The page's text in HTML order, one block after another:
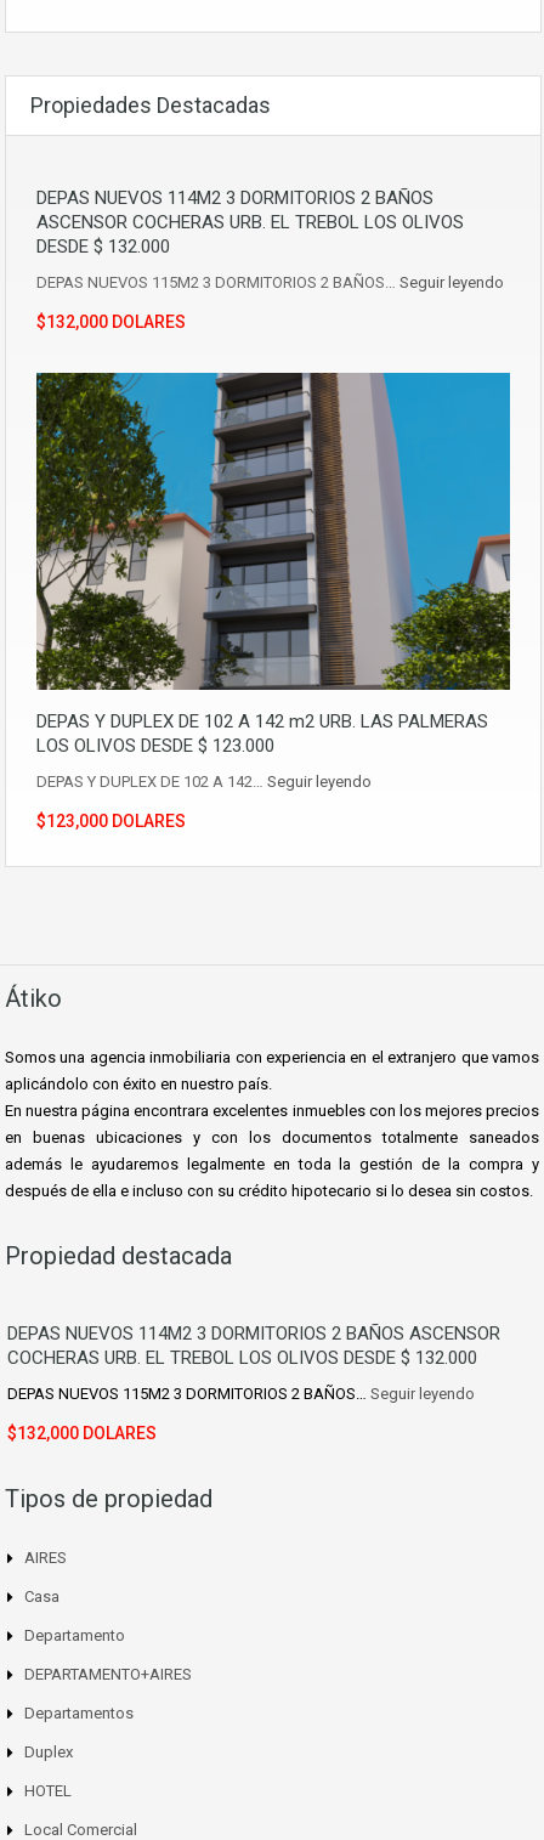
Propiedades Destacadas
DEPAS NUEVOS 114M2 3 DORMITORIOS 2 BAÑOS
ASCENSOR COCHERAS URB. EL TREBOL LOS OLIVOS
DESDE $ 132.000
DEPAS NUEVOS 115M2 3 DORMITORIOS 2 BAÑOS… Seguir leyendo
$132,000 DOLARES
DEPAS Y DUPLEX DE 102 A 142 m2 URB. LAS PALMERAS
LOS OLIVOS DESDE $ 123.000
DEPAS Y DUPLEX DE 102 A 142… Seguir leyendo
$123,000 DOLARES
Átiko
Somos una agencia inmobiliaria con experiencia en el extranjero que vamos
aplicándolo con éxito en nuestro país.
En nuestra página encontrara excelentes inmuebles con los mejores precios
en buenas ubicaciones y con los documentos totalmente saneados
además le ayudaremos legalmente en toda la gestión de la compra y
después de ella e incluso con su crédito hipotecario si lo desea sin costos.
Propiedad destacada
DEPAS NUEVOS 114M2 3 DORMITORIOS 2 BAÑOS ASCENSOR
COCHERAS URB. EL TREBOL LOS OLIVOS DESDE $ 132.000
DEPAS NUEVOS 115M2 3 DORMITORIOS 2 BAÑOS… Seguir leyendo
$132,000 DOLARES
Tipos de propiedad
AIRES
Casa
Departamento
DEPARTAMENTO+AIRES
Departamentos
Duplex
HOTEL
Local Comercial